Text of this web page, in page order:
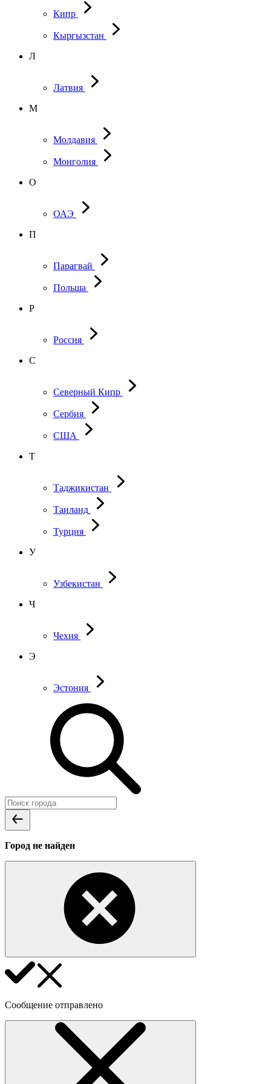
Кипр
Кыргызстан
Л
Латвия
М
Молдавия
Монголия
О
ОАЭ
П
Парагвай
Польша
Р
Россия
С
Северный Кипр
Сербия
США
Т
Таджикистан
Таиланд
Турция
У
Узбекистан
Ч
Чехия
Э
Эстония
Город не найден
Сообщение отправлено